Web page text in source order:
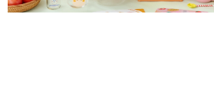
具体的な形から解き明かしていく